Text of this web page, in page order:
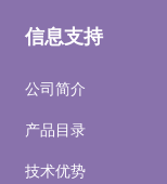
信息支持
公司简介
产品目录
技术优势